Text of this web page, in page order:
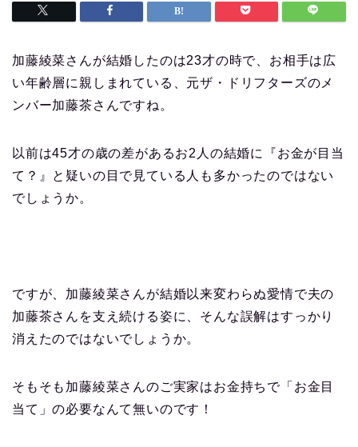
加藤綾菜さんが結婚したのは23才の時で、お相手は広
い年齢層に親しまれている、元ザ・ドリフターズのメ
ンバー加藤茶さんですね。
以前は45才の歳の差があるお2人の結婚に『お金が目当
て？』と疑いの目で見ている人も多かったのではない
でしょうか。
ですが、加藤綾菜さんが結婚以来変わらぬ愛情で夫の
加藤茶さんを支え続ける姿に、そんな誤解はすっかり
消えたのではないでしょうか。
そもそも加藤綾菜さんのご実家はお金持ちで「お金目
当て」の必要なんて無いのです！